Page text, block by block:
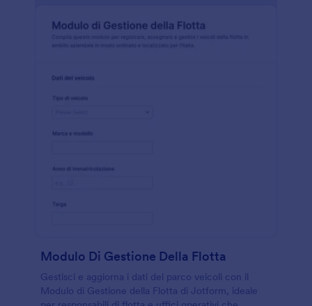
Modulo Di Gestione Della Flotta
Gestisci e aggiorna i dati del parco veicoli con il
Modulo di Gestione della Flotta di Jotform, ideale